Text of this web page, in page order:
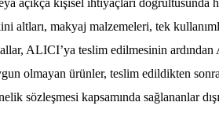
açıkça kişisel ihtiyaçları
altları, makyaj malzemeleri, tek
ALICI’ya teslim edilmesinin ardından
olmayan ürünler, teslim edildikten
sözleşmesi kapsamında sağlananlar